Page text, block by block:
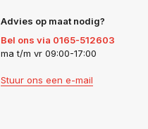
Advies op maat nodig?
Bel ons via 0165-512603
ma t/m vr 09:00-17:00
Stuur ons een e-mail